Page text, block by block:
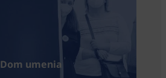
Dom umenia